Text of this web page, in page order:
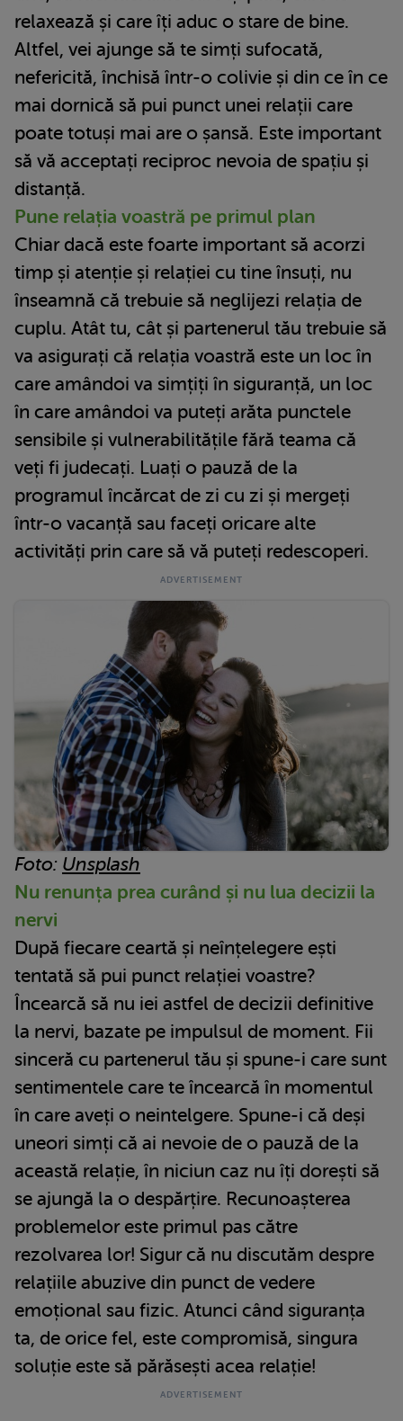
relaxează și care îți aduc o stare de bine.
Altfel, vei ajunge să te simți sufocată,
nefericită, închisă într-o colivie și din ce în ce
mai dornică să pui punct unei relații care
poate totuși mai are o șansă. Este important
să vă acceptați reciproc nevoia de spațiu și
distanță.
Pune relația voastră pe primul plan
Chiar dacă este foarte important să acorzi
timp și atenție și relației cu tine însuți, nu
înseamnă că trebuie să neglijezi relația de
cuplu. Atât tu, cât și partenerul tău trebuie să
va asigurați că relația voastră este un loc în
care amândoi va simțiți în siguranță, un loc
în care amândoi va puteți arăta punctele
sensibile și vulnerabilitățile fără teama că
veți fi judecați. Luați o pauză de la
programul încărcat de zi cu zi și mergeți
într-o vacanță sau faceți oricare alte
activități prin care să vă puteți redescoperi.
Foto: Unsplash
Nu renunța prea curând și nu lua decizii la
nervi
După fiecare ceartă și neînțelegere ești
tentată să pui punct relației voastre?
Încearcă să nu iei astfel de decizii definitive
la nervi, bazate pe impulsul de moment. Fii
sinceră cu partenerul tău și spune-i care sunt
sentimentele care te încearcă în momentul
în care aveți o neintelgere. Spune-i că deși
uneori simți că ai nevoie de o pauză de la
această relație, în niciun caz nu îți dorești să
se ajungă la o despărțire. Recunoașterea
problemelor este primul pas către
rezolvarea lor! Sigur că nu discutăm despre
relațiile abuzive din punct de vedere
emoțional sau fizic. Atunci când siguranța
ta, de orice fel, este compromisă, singura
soluție este să părăsești acea relație!